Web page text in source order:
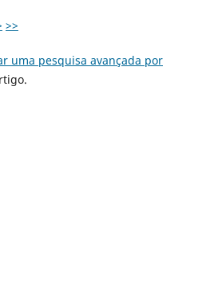
>>
uma pesquisa avançada por